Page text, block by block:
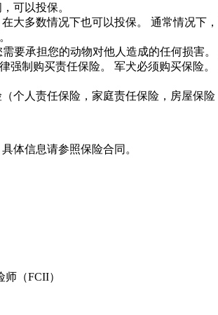
可以投保。
大多数情况下也可以投保。 通常情况下
要承担您的动物对他人造成的任何损害
强制购买责任保险。 军犬必须购买保险
个人责任保险，家庭责任保险，房屋保
体信息请参照保险合同 。
（FCII）